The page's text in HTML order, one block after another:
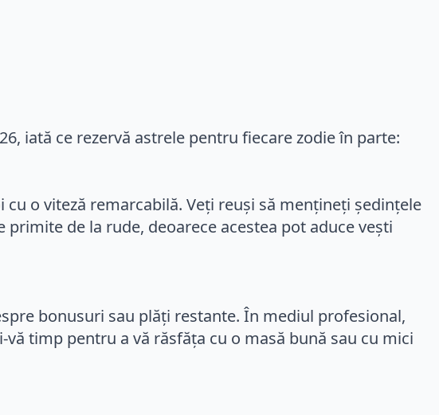
iată ce rezervă astrele pentru fiecare zodie în parte:
o viteză remarcabilă. Veți reuși să mențineți ședințele
de la rude, deoarece acestea pot aduce vești
bonusuri sau plăți restante. În mediul profesional,
timp pentru a vă răsfăța cu o masă bună sau cu mici